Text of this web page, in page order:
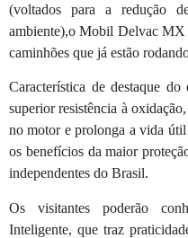
(voltados para a redução
ambiente),o Mobil Delvac MX
caminhões que já estão
Característica de destaque
superior resistência à
no motor e prolonga a vida
os benefícios da maior
independentes do Brasil.
Os visitantes poderão
Inteligente, que traz